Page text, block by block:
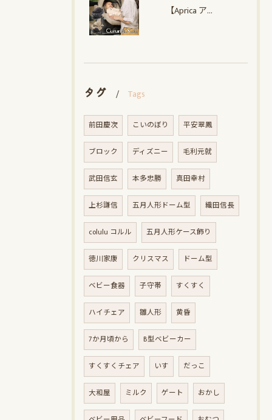
【Aprica アップリカ】クルリラ エックス プラスAC
タグ Tags
前田慶次 こいのぼり 平安翠鳳
ブロック ディズニー 毛利元就
武田信玄 本多忠勝 真田幸村
上杉謙信 五月人形ドーム型 織田信長
colulu コルル 五月人形ケース飾り
徳川家康 クリスマス ドーム型
ベビー食器 子守帯 すくすく
ハイチェア 雛人形 黄昏
7か月頃から B型ベビーカー
すくすくチェア いす だっこ
大和屋 ミルク ゲート おかし